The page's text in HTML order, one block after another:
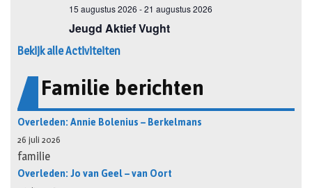
Bekijk alle Activiteiten
Familie berichten
Overleden: Annie Bolenius – Berkelmans
26 juli 2026
familie
Overleden: Jo van Geel – van Oort